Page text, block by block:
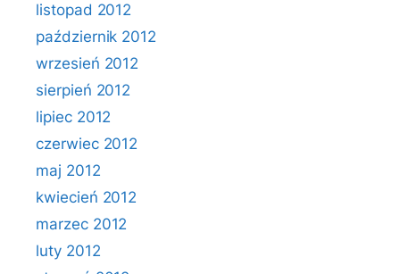
listopad 2012
październik 2012
wrzesień 2012
sierpień 2012
lipiec 2012
czerwiec 2012
maj 2012
kwiecień 2012
marzec 2012
luty 2012